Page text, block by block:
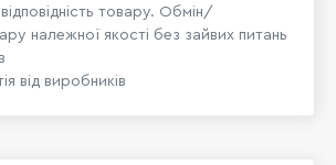
товару. Обмін/
належної якості без зайвих питань
від виробників